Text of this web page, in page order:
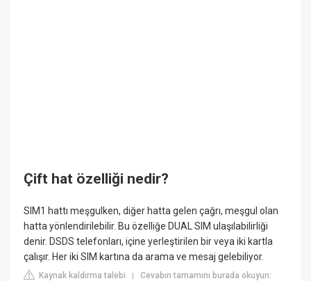
Çift hat özelliği nedir?
SIM1 hattı meşgulken, diğer hatta gelen çağrı, meşgul olan
hatta yönlendirilebilir. Bu özelliğe DUAL SIM ulaşılabilirliği
denir. DSDS telefonları, içine yerleştirilen bir veya iki kartla
çalışır. Her iki SIM kartına da arama ve mesaj gelebiliyor.
Kaynak kaldırma talebi |Cevabın tamamını burada okuyun: